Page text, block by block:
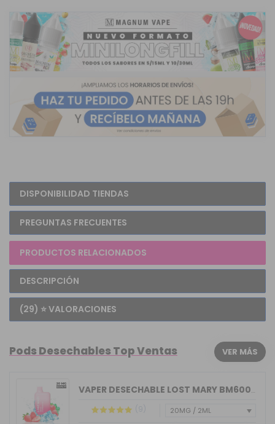
DISPONIBILIDAD TIENDAS
PREGUNTAS FRECUENTES
PRODUCTOS RELACIONADOS
DESCRIPCIÓN
(29) ⭐ VALORACIONES
Pods Desechables Top Ventas VER MÁS
VAPER DESECHABLE LOST MARY BM600 STRA...
(9)